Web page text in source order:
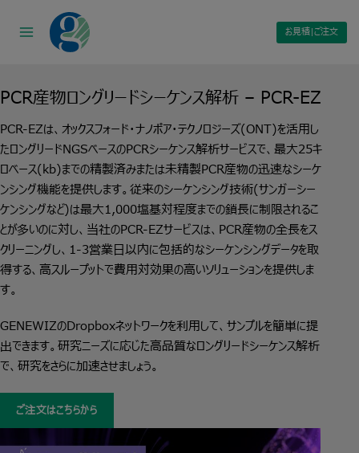
お見積|ご注文
PCR産物ロングリードシーケンス解析 – PCR-EZ
PCR-EZは、オックスフォード・ナノポア・テクノロジーズ(ONT)を活用し
たロングリードNGSベースのPCRシーケンス解析サービスで、最大25キ
ロベース(kb)までの精製済みまたは未精製PCR産物の迅速なシーケ
ンシング機能を提供します。従来のシーケンシング技術(サンガーシー
ケンシングなど)は最大1,000塩基対程度までの鎖長に制限されるこ
とが多いのに対し、当社のPCR-EZサービスは、PCR産物の全長をス
クリーニングし、1-3営業日以内に包括的なシーケンシングデータを取
得する、高スループットで費用対効果の高いソリューションを提供しま
す。
GENEWIZのDropboxネットワークを利用して、サンプルを簡単に提
出できます。研究ニーズに応じた高品質なロングリードシーケンス解析
で、研究をさらに加速させましょう。
ご注文はこちらから